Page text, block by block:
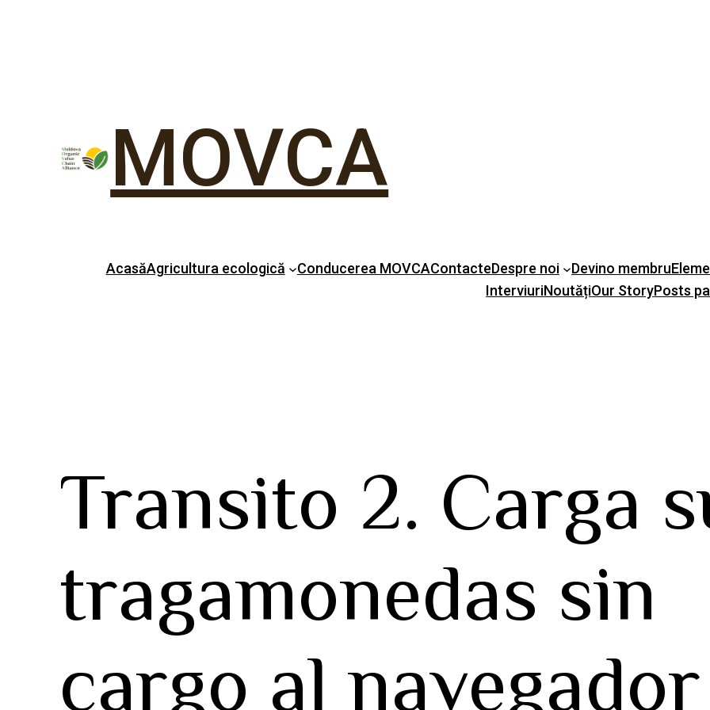
MOVCA
AcasăAgricultura ecologică Conducerea MOVCAContacteDespre noi Devino membru
InterviuriNoutățiOur StoryPosts
Transito 2. Carga
tragamonedas sin
cargo al navegador